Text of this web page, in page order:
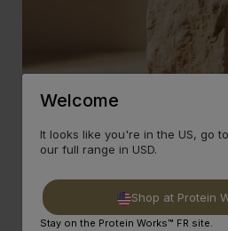
Welcome
It looks like you're in the US, go
our full range in USD.
Shop at Protein
Stay on the Protein Works™ FR site.